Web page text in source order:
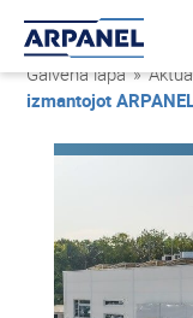
Galvenā lapa »
izmantojot